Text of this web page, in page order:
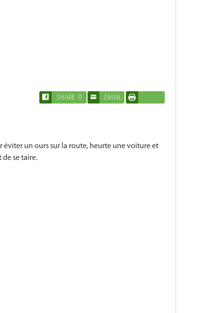
SHARE 0 EMAIL
éviter un ours sur la route, heurte une voiture et
de se taire.